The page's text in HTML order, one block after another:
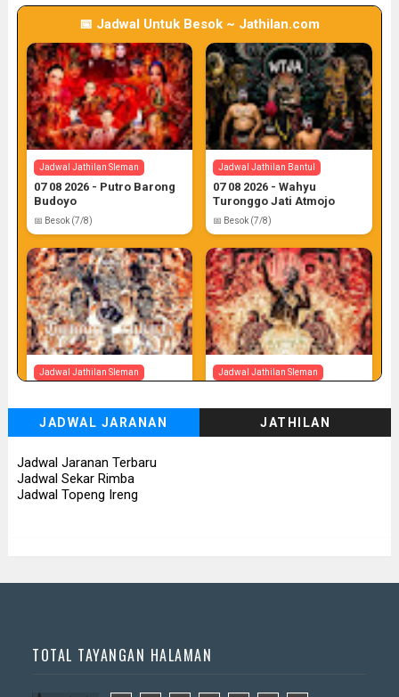
Jadwal Jathilan Gunung Kidul
06 08 2026 - Wahyu Budoyo
📅 Target: 6 (Post: 6/7)
📅 Jadwal Untuk Besok ~ Jathilan.com
Jadwal Jathilan Sleman
07 08 2026 - Putro Barong
Budoyo
📅 Besok (7/8)
Jadwal Jathilan Bantul
07 08 2026 - Wahyu
Turonggo Jati Atmojo
📅 Besok (7/8)
Jadwal Jathilan Sleman
📅 Besok (7/8)
Jadwal Jathilan Sleman
📅 Besok (7/8)
JADWAL JARANAN JATHILAN
Jadwal Jaranan Terbaru
Jadwal Sekar Rimba
Jadwal Topeng Ireng
TOTAL TAYANGAN HALAMAN